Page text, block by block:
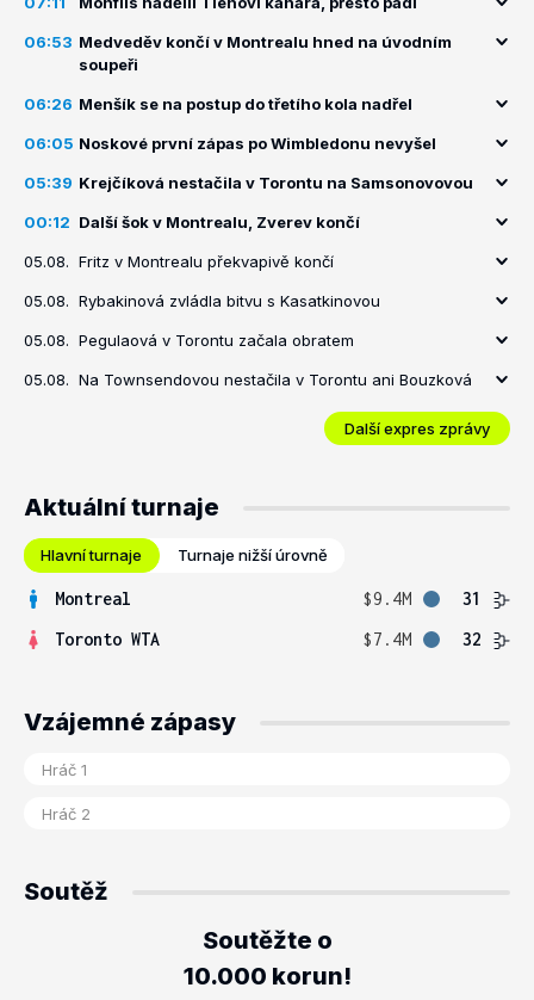
06:53 Medveděv končí v Montrealu hned na úvodním
soupeři
06:26 Menšík se na postup do třetího kola nadřel
06:05 Noskové první zápas po Wimbledonu nevyšel
05:39 Krejčíková nestačila v Torontu na Samsonovovou
00:12 Další šok v Montrealu, Zverev končí
05.08. Fritz v Montrealu překvapivě končí
05.08. Rybakinová zvládla bitvu s Kasatkinovou
05.08. Pegulaová v Torontu začala obratem
05.08. Na Townsendovou nestačila v Torontu ani Bouzková
Další expres zprávy
Aktuální turnaje
Hlavní turnaje Turnaje nižší úrovně
Montreal $9.4M
31
Toronto WTA
$7.4M 32
Vzájemné zápasy
Soutěž
Soutěžte o
10.000 korun!